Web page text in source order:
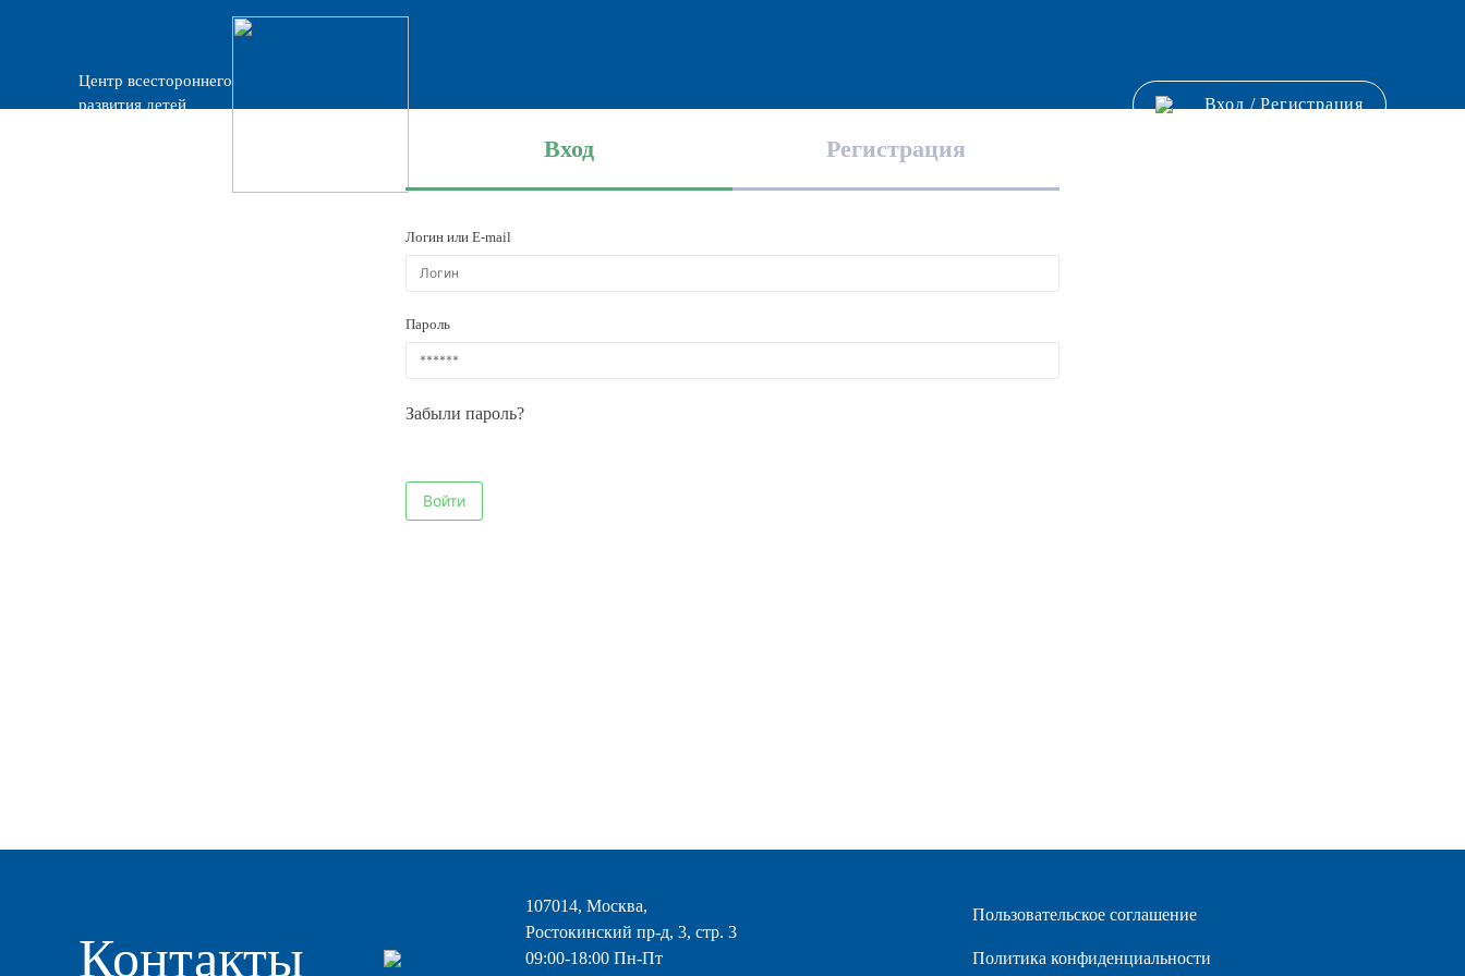
Центр всестороннего
развития детей
Вход /Регистрация
Вход Регистрация
Логин или E-mail
Пароль
Забыли пароль?
Контакты
107014, Москва,
Ростокинский пр-д, 3, стр. 3
09:00-18:00 Пн-Пт
Пользовательское соглашение
Политика конфиденциальности